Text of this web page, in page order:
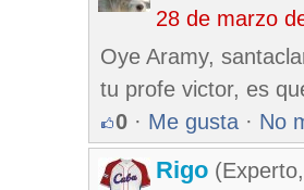
28 de marzo
Oye Aramy,
tu profe victor, es
0 · Me gusta · No
Rigo